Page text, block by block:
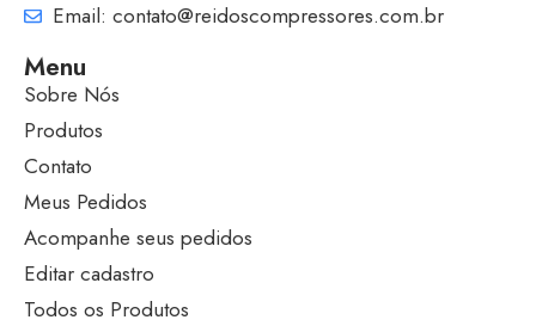
Email: contato@reidoscompressores.com.br
Menu
Sobre Nós
Produtos
Contato
Meus Pedidos
Acompanhe seus pedidos
Editar cadastro
Todos os Produtos